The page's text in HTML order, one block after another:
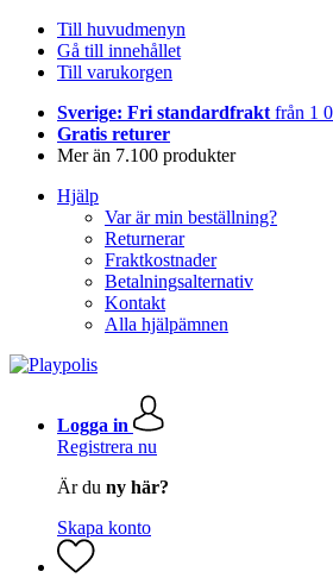
Till huvudmenyn
Gå till innehållet
Till varukorgen
Sverige: Fri standardfrakt från 1
Gratis returer
Mer än 7.100 produkter
Hjälp
Var är min beställning?
Returnerar
Fraktkostnader
Betalningsalternativ
Kontakt
Alla hjälpämnen
Logga in
Registrera nu
Är du ny här?
Skapa konto